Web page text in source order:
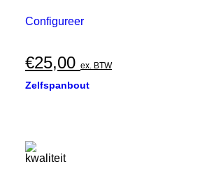
Configureer
€25,00 ex. BTW
Zelfspanbout